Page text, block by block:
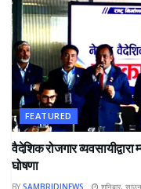
FEATURED
वैदेशिक रोजगार
घोषणा
BY SAMBRIDINEWS शनिबार,